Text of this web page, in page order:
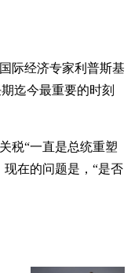
际经济专家利普斯基
迄今最重要的时刻
税“一直是总统重塑
在的问题是，“是否